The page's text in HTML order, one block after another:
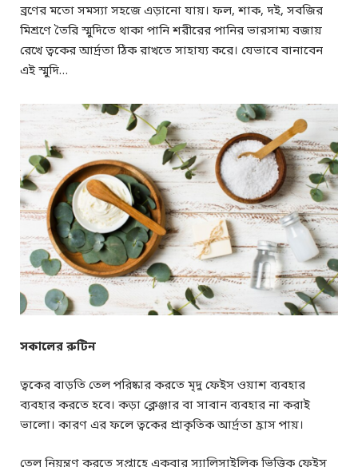
ব্রণের মতো সমস্যা সহজে এড়ানো যায়। ফল, শাক, দই, সবজির
মিশ্রণে তৈরি স্মুদিতে থাকা পানি শরীরের পানির ভারসাম্য বজায়
রেখে ত্বকের আর্দ্রতা ঠিক রাখতে সাহায্য করে। যেভাবে বানাবেন
এই স্মুদি…
সকালের রুটিন
ত্বকের বাড়তি তেল পরিষ্কার করতে মৃদু ফেইস ওয়াশ ব্যবহার
ব্যবহার করতে হবে। কড়া ক্লেঞ্জার বা সাবান ব্যবহার না করাই
ভালো। কারণ এর ফলে ত্বকের প্রাকৃতিক আর্দ্রতা হ্রাস পায়।